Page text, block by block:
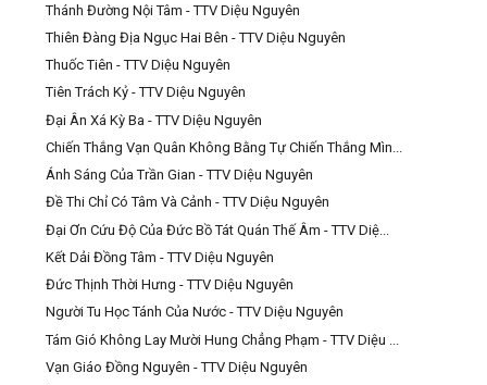
Thánh Đường Nội Tâm - TTV Diệu Nguyên
Thiên Đàng Địa Ngục Hai Bên - TTV Diệu Nguyên
Thuốc Tiên - TTV Diệu Nguyên
Tiên Trách Kỷ - TTV Diệu Nguyên
Đại Ân Xá Kỳ Ba - TTV Diệu Nguyên
Chiến Thắng Vạn Quân Không Bằng Tự Chiến Thắng Mìn...
Ánh Sáng Của Trần Gian - TTV Diệu Nguyên
Đề Thi Chỉ Có Tâm Và Cảnh - TTV Diệu Nguyên
Đại Ơn Cứu Độ Của Đức Bồ Tát Quán Thế Âm - TTV Diệ...
Kết Dải Đồng Tâm - TTV Diệu Nguyên
Đức Thịnh Thời Hưng - TTV Diệu Nguyên
Người Tu Học Tánh Của Nước - TTV Diệu Nguyên
Tám Gió Không Lay Mười Hung Chẳng Phạm - TTV Diệu ...
Vạn Giáo Đồng Nguyên - TTV Diệu Nguyên